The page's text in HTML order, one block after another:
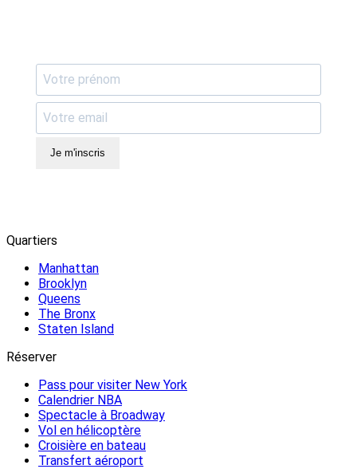
Je m'inscris
Quartiers
Manhattan
Brooklyn
Queens
The Bronx
Staten Island
Réserver
Pass pour visiter New York
Calendrier NBA
Spectacle à Broadway
Vol en hélicoptère
Croisière en bateau
Transfert aéroport